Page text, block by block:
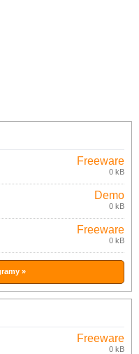
Freeware
0 kB
Demo
0 kB
Freeware
0 kB
»
Freeware
0 kB